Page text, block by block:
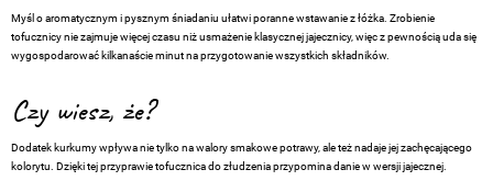
Myśl o aromatycznym i pysznym śniadaniu ułatwi poranne wstawanie z łóżka. Zrobienie
tofucznicy nie zajmuje więcej czasu niż usmażenie klasycznej jajecznicy, więc z pewnością uda się
wygospodarować kilkanaście minut na przygotowanie wszystkich składników.
Czy wiesz, że?
Dodatek kurkumy wpływa nie tylko na walory smakowe potrawy, ale też nadaje jej zachęcającego
kolorytu. Dzięki tej przyprawie tofucznica do złudzenia przypomina danie w wersji jajecznej.